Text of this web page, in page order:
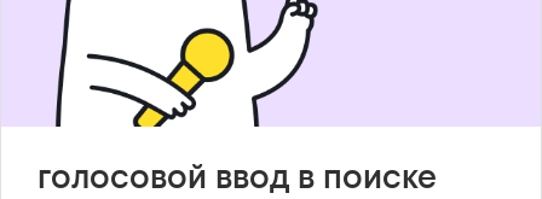
голосовой ввод в поиске